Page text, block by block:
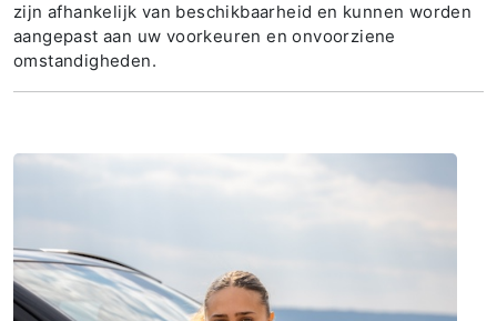
zijn afhankelijk van beschikbaarheid en kunnen worden
aangepast aan uw voorkeuren en onvoorziene
omstandigheden.